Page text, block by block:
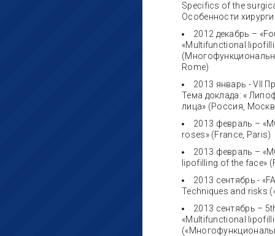
Specifics of the
Особенности
2012 декабрь –
«Multifunctional
Rome)
2013 январь - VII
Тема доклада: «
лица» (Россия,
2013 февраль –
roses» (France, Paris)
2013 февраль –
lipofilling of the face»
2013 сентябрь -
Techniques and risks
2013 сентябрь –
«Multifunctional